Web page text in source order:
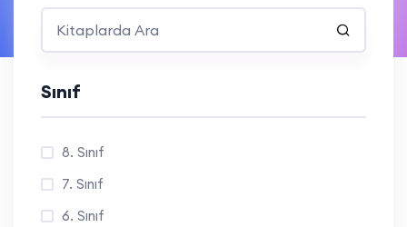
Sınıf
8. Sınıf
7. Sınıf
6. Sınıf